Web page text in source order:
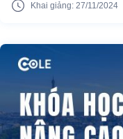
Khai giảng: 27/11/2024